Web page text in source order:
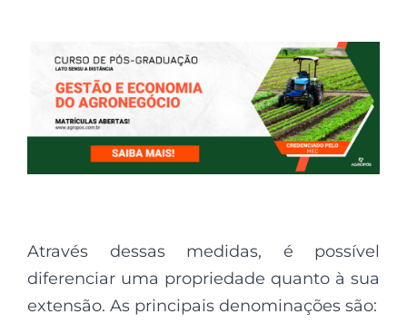
Através dessas medidas, é possível
diferenciar uma propriedade quanto à sua
extensão. As principais denominações são: